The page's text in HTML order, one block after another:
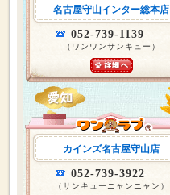
名古屋守山インター総本店
052-739-1139
（ワンワンサンキュー）
カインズ名古屋守山店
052-739-3922
（サンキューニャンニャン）